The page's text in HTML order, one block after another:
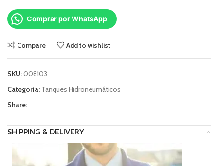
Comprar por WhatsApp
Compare Add to wishlist
SKU:008103
Categoría: Tanques Hidroneumáticos
Share:
SHIPPING & DELIVERY